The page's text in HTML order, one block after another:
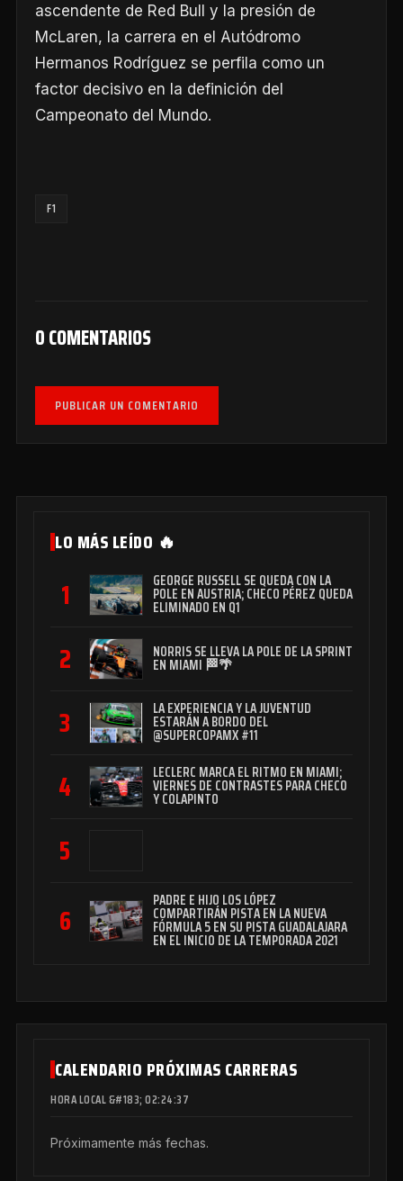
ascendente de Red Bull y la presión de
McLaren, la carrera en el Autódromo
Hermanos Rodríguez se perfila como un
factor decisivo en la definición del
Campeonato del Mundo.
F1
0 COMENTARIOS
PUBLICAR UN COMENTARIO
LO MÁS LEÍDO 🔥
1 GEORGE RUSSELL SE QUEDA CON LA
POLE EN AUSTRIA; CHECO PÉREZ QUEDA
ELIMINADO EN Q1
2 NORRIS SE LLEVA LA POLE DE LA SPRINT
EN MIAMI 🏁🌴
3 LA EXPERIENCIA Y LA JUVENTUD
ESTARÁN A BORDO DEL
@SUPERCOPAMX #11
4 LECLERC MARCA EL RITMO EN MIAMI;
VIERNES DE CONTRASTES PARA CHECO
Y COLAPINTO
5
6
PADRE E HIJO LOS LÓPEZ
COMPARTIRÁN PISTA EN LA NUEVA
FÓRMULA 5 EN SU PISTA GUADALAJARA
EN EL INICIO DE LA TEMPORADA 2021
CALENDARIO PRÓXIMAS CARRERAS
HORA LOCAL &#183; 02:24:38
Próximamente más fechas.